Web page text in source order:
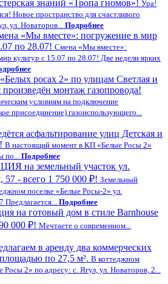
знаний «Тропа гномов»! Ура!
Новое пространство для счастливого
ул. Новаторов... Подробнее
«Мы вместе»: погружение в мир
по 28.07! Смена «Мы вместе»:
культур с 15.07 по 28.07! Две недели ярких
росах 2» по улицам Светлая и
монтаж газопровода!
условиям на подключение
присоединение) газоиспользующего...
асфальтирование улиц Детская и
В настоящий момент в КП «Белые Росы 2»
по... Подробнее
на земельный участок ул.
57 - всего 1 750 000 ₽! Земельный
поселке «Белые Росы-2» ул.
Подробнее
на готовый дом в стиле Barnhouse
000 ₽! Мечтаете о современном...
в аренду два коммерческих
по 27,5 м². В коттеджном
Росы 2» по адресу: с. Ягул, ул. Новаторов, 2...